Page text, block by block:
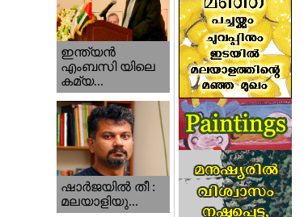
ഇന്ത്യന്‍
എംബസി യിലെ
കമ്യ...
ഷാര്‍ജയില്‍ തീ :
മലയാളിയു...